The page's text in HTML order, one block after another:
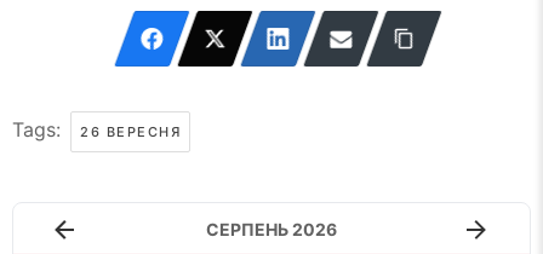
Tags: 26 ВЕРЕСНЯ
СЕРПЕНЬ 2026